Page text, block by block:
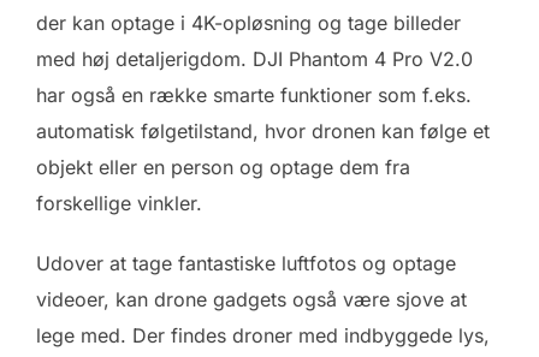
der kan optage i 4K-opløsning og tage billeder
med høj detaljerigdom. DJI Phantom 4 Pro V2.0
har også en række smarte funktioner som f.eks.
automatisk følgetilstand, hvor dronen kan følge et
objekt eller en person og optage dem fra
forskellige vinkler.
Udover at tage fantastiske luftfotos og optage
videoer, kan drone gadgets også være sjove at
lege med. Der findes droner med indbyggede lys,